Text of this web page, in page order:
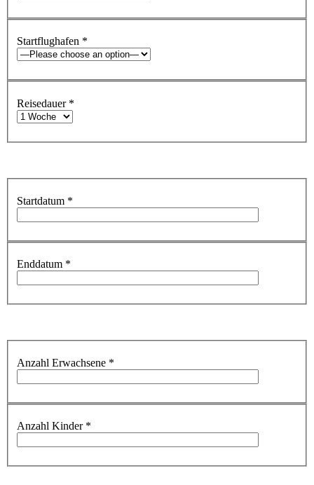
Startflughafen *
Reisedauer *
Startdatum *
Enddatum *
Anzahl Erwachsene *
Anzahl Kinder *